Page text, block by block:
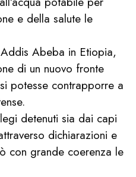
e della salute le
Abeba in Etiopia,
di un nuovo fronte
potesse contrapporre a
detenuti sia dai capi
dichiarazioni e
con grande coerenza le